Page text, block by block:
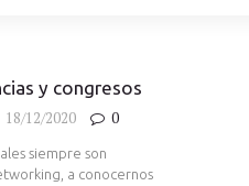
y congresos
18/12/2020 0
siempre son
a conocernos